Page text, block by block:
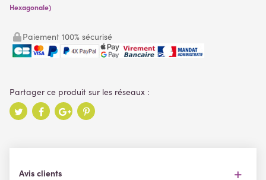
Hexagonale)
Paiement 100% sécurisé
Avis clients